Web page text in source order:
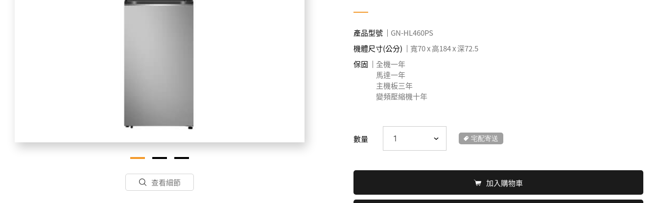
查看細節
產品型號
GN-HL460PS
機體尺寸(公分)
寬70 x 高184 x 深72.5
保固
全機一年
馬達一年
主機板三年
變頻壓縮機十年
數量 宅配寄送
加入購物車